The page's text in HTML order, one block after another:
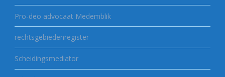
Pro-deo advocaat Medemblik
rechtsgebiedenregister
Scheidingsmediator